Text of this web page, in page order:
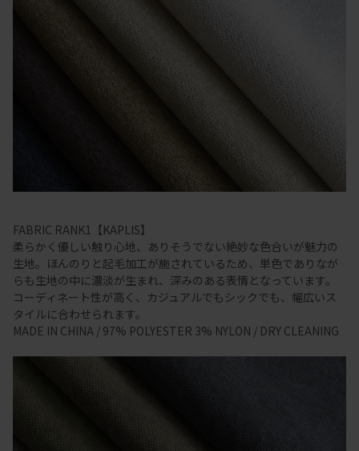
FABRIC RANK1【KAPLIS】
柔らかく優しい触り心地、ありそうでない絶妙な色合いが魅力の
生地。ほんのりと起毛加工が施されているため、単色でありなが
らも生地の中に濃淡が生まれ、深みのある表情となっています。
コーディネート性が高く、カジュアルでもシックでも、幅広いス
タイルに合わせられます。
MADE IN CHINA / 97% POLYESTER 3% NYLON / DRY CLEANING